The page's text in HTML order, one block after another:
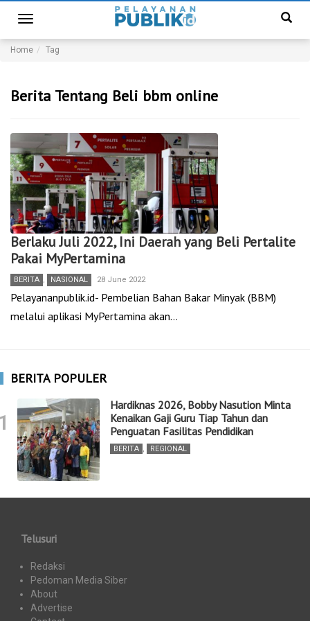
Toggle
navigation
Home Tag
Berita Tentang Beli bbm online
Berlaku Juli 2022, Ini Daerah yang Beli Pertalite
Pakai MyPertamina
BERITA , NASIONAL 28 June 2022
Pelayananpublik.id- Pembelian Bahan Bakar Minyak (BBM)
melalui aplikasi MyPertamina akan…
BERITA POPULER
Hardiknas 2026, Bobby Nasution Minta
Kenaikan Gaji Guru Tiap Tahun dan
Penguatan Fasilitas Pendidikan
BERITA , REGIONAL
Telusuri
Redaksi
Pedoman Media Siber
About
Advertise